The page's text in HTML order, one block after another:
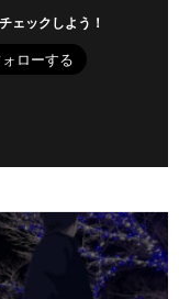
ェックしよう！